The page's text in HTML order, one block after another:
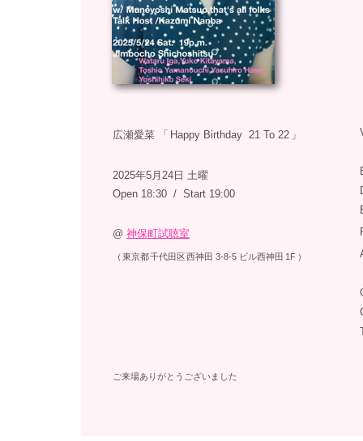
広瀬愛菜 「 Happy Birthday 21 To 22 」
2025年5月24日 土曜
Open 18:30 / Start 19:00
@ 神保町試聴室
（ 東京都千代田区西神田 3-8-5 ビル西神田 1F ）
ご来場ありがとうございました